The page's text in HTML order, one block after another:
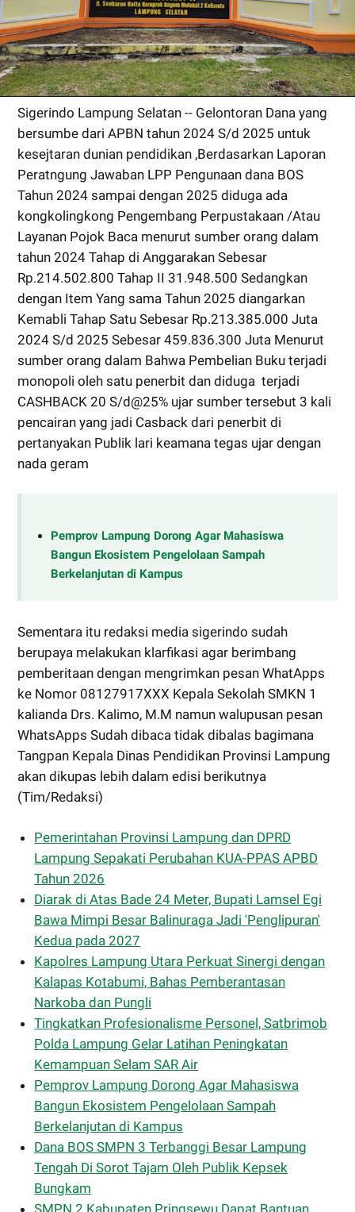
Sigerindo Lampung Selatan -- Gelontoran Dana yang
bersumbe dari APBN tahun 2024 S/d 2025 untuk
kesejtaran dunian pendidikan ,Berdasarkan Laporan
Peratngung Jawaban LPP Pengunaan dana BOS
Tahun 2024 sampai dengan 2025 diduga ada
kongkolingkong Pengembang Perpustakaan /Atau
Layanan Pojok Baca menurut sumber orang dalam
tahun 2024 Tahap di Anggarakan Sebesar
Rp.214.502.800 Tahap II 31.948.500 Sedangkan
dengan Item Yang sama Tahun 2025 diangarkan
Kemabli Tahap Satu Sebesar Rp.213.385.000 Juta
2024 S/d 2025 Sebesar 459.836.300 Juta Menurut
sumber orang dalam Bahwa Pembelian Buku terjadi
monopoli oleh satu penerbit dan diduga terjadi
CASHBACK 20 S/d@25% ujar sumber tersebut 3 kali
pencairan yang jadi Casback dari penerbit di
pertanyakan Publik lari keamana tegas ujar dengan
nada geram
Pemprov Lampung Dorong Agar Mahasiswa
Bangun Ekosistem Pengelolaan Sampah
Berkelanjutan di Kampus
Sementara itu redaksi media sigerindo sudah
berupaya melakukan klarfikasi agar berimbang
pemberitaan dengan mengrimkan pesan WhatApps
ke Nomor 08127917XXX Kepala Sekolah SMKN 1
kalianda Drs. Kalimo, M.M namun walupusan pesan
WhatsApps Sudah dibaca tidak dibalas bagimana
Tangpan Kepala Dinas Pendidikan Provinsi Lampung
akan dikupas lebih dalam edisi berikutnya
(Tim/Redaksi)
Pemerintahan Provinsi Lampung dan DPRD
Lampung Sepakati Perubahan KUA-PPAS APBD
Tahun 2026
Diarak di Atas Bade 24 Meter, Bupati Lamsel Egi
Bawa Mimpi Besar Balinuraga Jadi 'Penglipuran'
Kedua pada 2027
Kapolres Lampung Utara Perkuat Sinergi dengan
Kalapas Kotabumi, Bahas Pemberantasan
Narkoba dan Pungli
Tingkatkan Profesionalisme Personel, Satbrimob
Polda Lampung Gelar Latihan Peningkatan
Kemampuan Selam SAR Air
Pemprov Lampung Dorong Agar Mahasiswa
Bangun Ekosistem Pengelolaan Sampah
Berkelanjutan di Kampus
Dana BOS SMPN 3 Terbanggi Besar Lampung
Tengah Di Sorot Tajam Oleh Publik Kepsek
Bungkam